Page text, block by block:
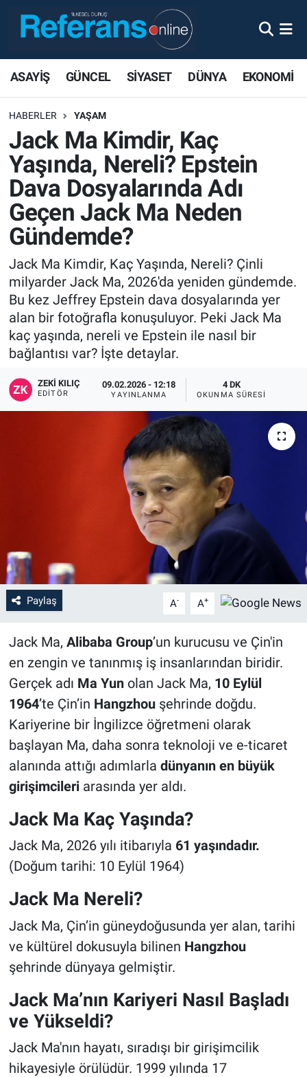
ASAYİŞ GÜNCEL SİYASET DÜNYA EKONOMİ
HABERLER YAŞAM
Jack Ma Kimdir, Kaç
Yaşında, Nereli? Epstein
Dava Dosyalarında Adı
Geçen Jack Ma Neden
Gündemde?
Jack Ma Kimdir, Kaç Yaşında, Nereli? Çinli
milyarder Jack Ma, 2026'da yeniden gündemde.
Bu kez Jeffrey Epstein dava dosyalarında yer
alan bir fotoğrafla konuşuluyor. Peki Jack Ma
kaç yaşında, nereli ve Epstein ile nasıl bir
bağlantısı var? İşte detaylar.
ZEKI KILIÇ
EDITÖR
09.02.2026 - 12:18
YAYINLANMA
4 DK
OKUNMA SÜRESI
Paylaş A- A+
Jack Ma, Alibaba Group’un kurucusu ve Çin'in
en zengin ve tanınmış iş insanlarından biridir.
Gerçek adı Ma Yunolan Jack Ma, 10 Eylül
1964’te Çin’in Hangzhouşehrinde doğdu.
Kariyerine bir İngilizce öğretmeni olarak
başlayan Ma, daha sonra teknoloji ve e-ticaret
alanında attığı adımlarla dünyanın en büyük
girişimcileriarasında yer aldı.
Jack Ma Kaç Yaşında?
Jack Ma, 2026 yılı itibarıyla 61 yaşındadır.
(Doğum tarihi: 10 Eylül 1964)
Jack Ma Nereli?
Jack Ma, Çin’in güneydoğusunda yer alan, tarihi
ve kültürel dokusuyla bilinen Hangzhou
şehrinde dünyaya gelmiştir.
Jack Ma’nın Kariyeri Nasıl Başladı
ve Yükseldi?
Jack Ma'nın hayatı, sıradışı bir girişimcilik
hikayesiyle örülüdür. 1999 yılında 17